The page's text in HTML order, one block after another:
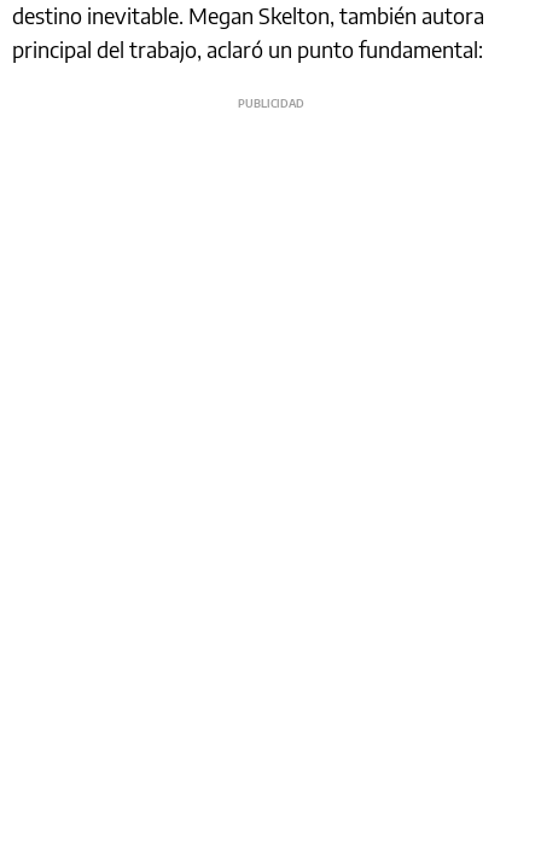
destino inevitable. Megan Skelton, también autora
principal del trabajo, aclaró un punto fundamental: